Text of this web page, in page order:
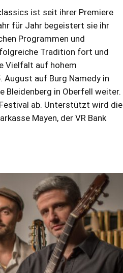
ist seit ihrer Premiere
für Jahr begeistert sie ihr
Programmen und
Tradition fort und
Vielfalt auf hohem
auf Burg Namedy in
Bleidenberg in Oberfell weiter.
ab. Unterstützt wird die
Mayen, der VR Bank